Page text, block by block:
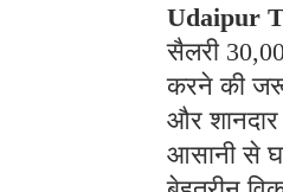
Udaipur
सैलरी
करने की
और
आसानी से